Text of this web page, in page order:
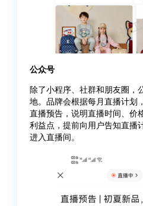
公众号
除了小程序、社群和朋友圈，
地。品牌会根据每月直播计划
直播预告，说明直播时间、价
利益点，提前向用户告知直播
进入直播间。